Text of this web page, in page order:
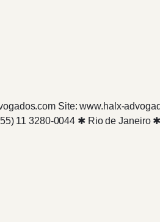
Site: www.halx-
11 3280-0044 ✱ Rio de Janeiro